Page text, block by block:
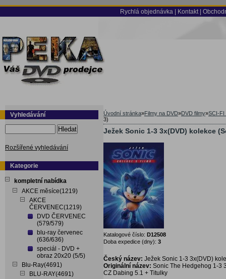
Rychlá objednávka Kontakt
Vyhledávání
Hledat
Rozšířené vyhledávání
Kategorie
kompletní nabídka
AKCE měsíce(1219)
AKCE
ČERVENEC(1219)
DVD ČERVENEC
(579/579)
blu-ray červenec
(636/636)
speciál - DVD +
obraz 20x20 (5/5)
Blu-Ray(4691)
BLU-RAY(4691)
Úvodní stránka»Filmy na DVD»DVD filmy»SCI-FI
3)
Ježek Sonic 1-3 3x(DVD) kolekce
Katalogové číslo: D12508
Doba expedice (dny): 3
Český název: Ježek Sonic 1-3 3x(DVD)
Originální název: Sonic The Hedgehog 1-3
CZ Dabing 5.1 + Titulky